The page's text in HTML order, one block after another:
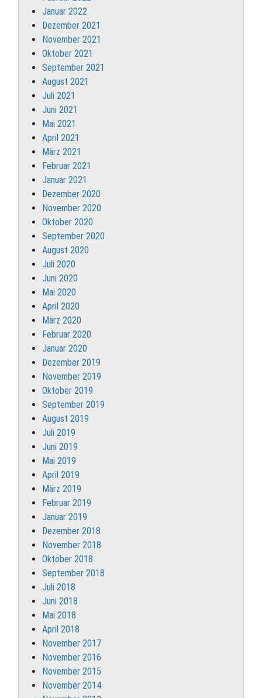
Januar 2022
Dezember 2021
November 2021
Oktober 2021
September 2021
August 2021
Juli 2021
Juni 2021
Mai 2021
April 2021
März 2021
Februar 2021
Januar 2021
Dezember 2020
November 2020
Oktober 2020
September 2020
August 2020
Juli 2020
Juni 2020
Mai 2020
April 2020
März 2020
Februar 2020
Januar 2020
Dezember 2019
November 2019
Oktober 2019
September 2019
August 2019
Juli 2019
Juni 2019
Mai 2019
April 2019
März 2019
Februar 2019
Januar 2019
Dezember 2018
November 2018
Oktober 2018
September 2018
Juli 2018
Juni 2018
Mai 2018
April 2018
November 2017
November 2016
November 2015
November 2014